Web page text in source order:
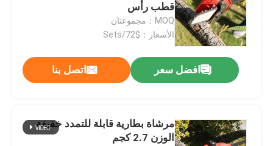
قطب رأس
MOQ：مجموعتان
الأسعار：$72/Sets
افضل سعر اتصل بنا
مرشاة بطارية قابلة للتمدد خفيفة
الوزن 2.7 كجم